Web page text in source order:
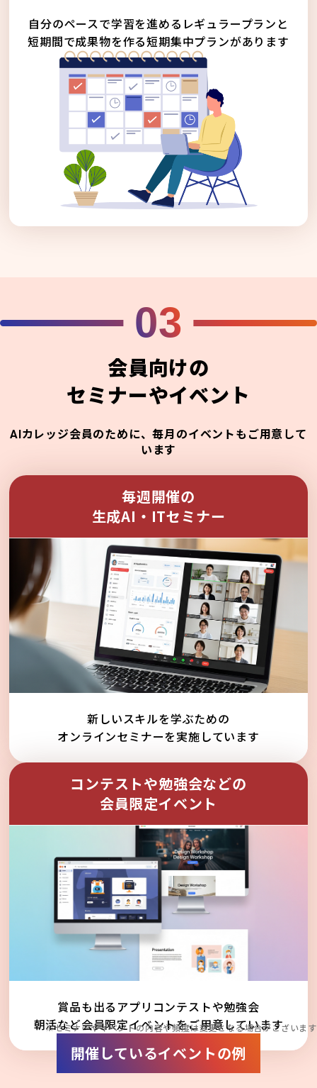
自分のペースで学習を進めるレギュラープランと
短期間で成果物を作る短期集中プランがあります
03
会員向けの
セミナーやイベント
AIカレッジ会員のために、毎月のイベントもご用意して
います
毎週開催の
生成AI・ITセミナー
新しいスキルを学ぶための
オンラインセミナーを実施しています
コンテストや勉強会などの
会員限定イベント
賞品も出るアプリコンテストや勉強会
朝活など会員限定イベントをご用意しています
※セミナーやイベントの内容や頻度は変更となる場合がございます
開催しているイベントの例